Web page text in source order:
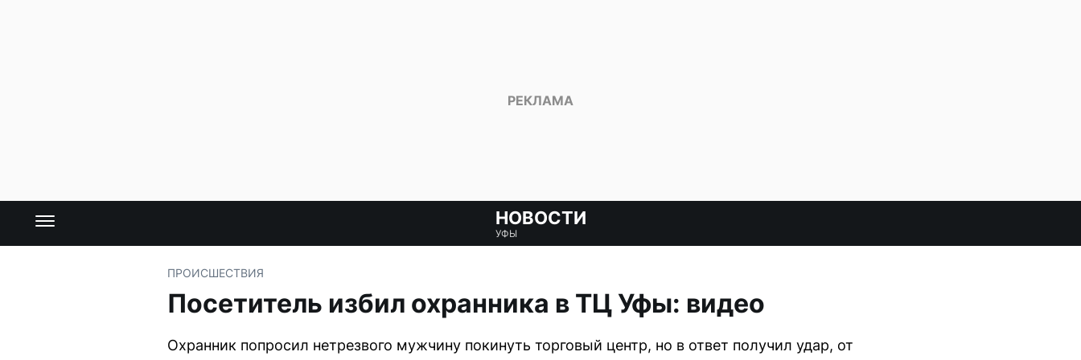
НОВОСТИ
УФЫ
ПРОИСШЕСТВИЯ
Посетитель избил охранника в ТЦ Уфы: видео
Охранник попросил нетрезвого мужчину покинуть торговый центр, но в ответ получил удар, от